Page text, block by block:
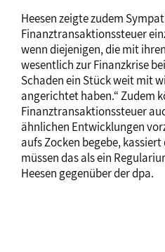
Heesen zeigte zudem
Finanztransaktionssteuer
wenn diejenigen, die mit
wesentlich zur Finanzkrise
Schaden ein Stück weit mit
angerichtet haben.“ Zudem
Finanztransaktionssteuer
ähnlichen Entwicklungen
aufs Zocken begebe,
müssen das als ein
Heesen gegenüber der dpa.